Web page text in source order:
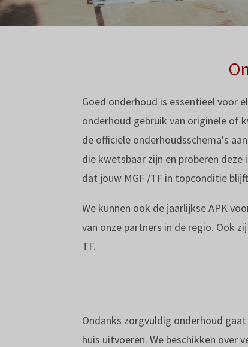
Goed onderhoud is essentieel voor
onderhoud gebruik van originele of
de officiële onderhoudsschema's
die kwetsbaar zijn en proberen
dat jouw MGF /TF in topconditie
We kunnen ook de jaarlijkse APK
van onze partners in de regio. Ook
TF.
Ondanks zorgvuldig onderhoud
huis uitvoeren. We beschikken over